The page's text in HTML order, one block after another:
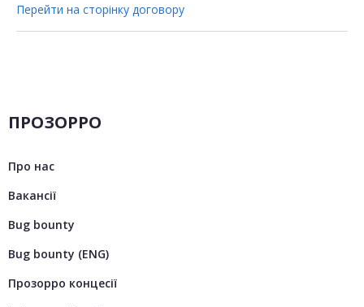
Перейти на сторінку договору
ПРОЗОРРО
Про нас
Вакансії
Bug bounty
Bug bounty (ENG)
Прозорро концесії